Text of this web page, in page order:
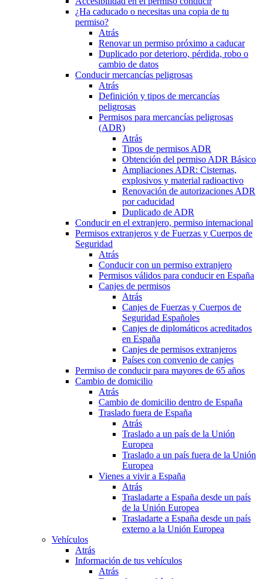
¿Ha caducado o necesitas una copia de tu
permiso?
Atrás
Renovar un permiso próximo a caducar
Duplicado por deterioro, pérdida, robo o
cambio de datos
Conducir mercancías peligrosas
Atrás
Definición y tipos de mercancías
peligrosas
Permisos para mercancías peligrosas
(ADR)
Atrás
Tipos de permisos ADR
Obtención del permiso ADR Básico
Ampliaciones ADR: Cisternas,
explosivos y material radioactivo
Renovación de autorizaciones ADR
por caducidad
Duplicado de ADR
Conducir en el extranjero, permiso internacional
Permisos extranjeros y de Fuerzas y Cuerpos de
Seguridad
Atrás
Conducir con un permiso extranjero
Permisos válidos para conducir en España
Canjes de permisos
Atrás
Canjes de Fuerzas y Cuerpos de
Seguridad Españoles
Canjes de diplomáticos acreditados
en España
Canjes de permisos extranjeros
Países con convenio de canjes
Permiso de conducir para mayores de 65 años
Cambio de domicilio
Atrás
Cambio de domicilio dentro de España
Traslado fuera de España
Atrás
Traslado a un país de la Unión
Europea
Traslado a un país fuera de la Unión
Europea
Vienes a vivir a España
Atrás
Trasladarte a España desde un país
de la Unión Europea
Trasladarte a España desde un país
externo a la Unión Europea
Vehículos
Atrás
Información de tus vehículos
Atrás